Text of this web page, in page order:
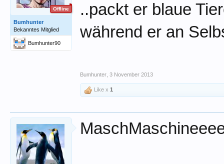
Offline
Bumhunter
Bekanntes Mitglied
Bumhunter90
..packt er blaue
während er an
Bumhunter 3 November 2013
Like x 1